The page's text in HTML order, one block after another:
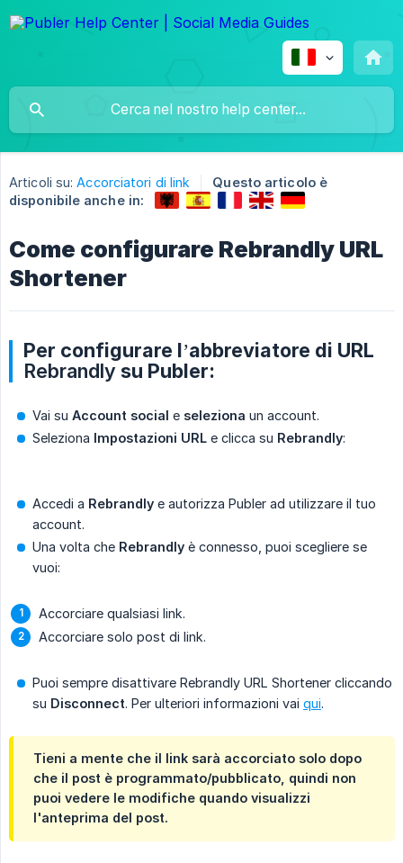
Articoli su: Accorciatori di link
Questo articolo è
disponibile anche in:
Come configurare Rebrandly URL
Shortener
Per configurare l’abbreviatore di URL
Rebrandlysu Publer:
Vai su Account social e seleziona un account.
Seleziona Impostazioni URL e clicca su Rebrandly:
Accedi a Rebrandly e autorizza Publer ad utilizzare il tuo
account.
Una volta che Rebrandly è connesso, puoi scegliere se
vuoi:
Accorciare qualsiasi link.
Accorciare solo post di link.
Puoi sempre disattivare Rebrandly URL Shortener cliccando
su Disconnect. Per ulteriori informazioni vai qui.
Tieni a mente che il link sarà accorciato solo dopo
che il post è programmato/pubblicato, quindi non
puoi vedere le modifiche quando visualizzi
l'anteprima del post.